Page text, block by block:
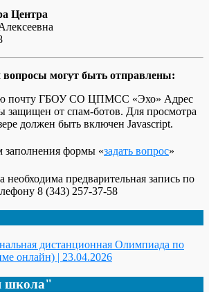
Центра
могут быть отправлены:
почту ГБОУ СО ЦПМСС «Эхо» Адрес
защищен от спам-ботов. Для просмотра
должен быть включен Javascript.
заполнения формы «задать вопрос»
необходима предварительная запись по
8 (343) 257-37-58
дистанционная Олимпиада по
онлайн) | 23.04.2026
школа"